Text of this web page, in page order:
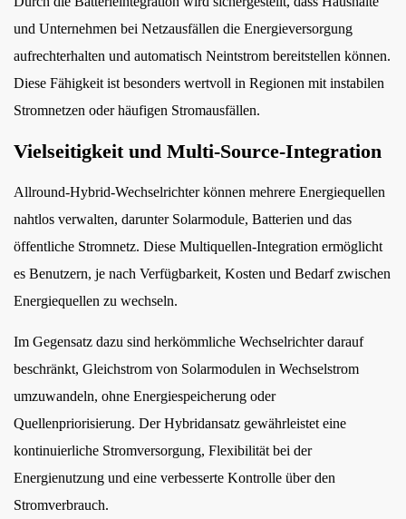
und Unternehmen bei Netzausfällen die Energieversorgung
aufrechterhalten und automatisch Neintstrom bereitstellen können.
Diese Fähigkeit ist besonders wertvoll in Regionen mit instabilen
Stromnetzen oder häufigen Stromausfällen.
Vielseitigkeit und Multi-Source-Integration
Allround-Hybrid-Wechselrichter können mehrere Energiequellen
nahtlos verwalten, darunter Solarmodule, Batterien und das
öffentliche Stromnetz. Diese Multiquellen-Integration ermöglicht
es Benutzern, je nach Verfügbarkeit, Kosten und Bedarf zwischen
Energiequellen zu wechseln.
Im Gegensatz dazu sind herkömmliche Wechselrichter darauf
beschränkt, Gleichstrom von Solarmodulen in Wechselstrom
umzuwandeln, ohne Energiespeicherung oder
Quellenpriorisierung. Der Hybridansatz gewährleistet eine
kontinuierliche Stromversorgung, Flexibilität bei der
Energienutzung und eine verbesserte Kontrolle über den
Stromverbrauch.